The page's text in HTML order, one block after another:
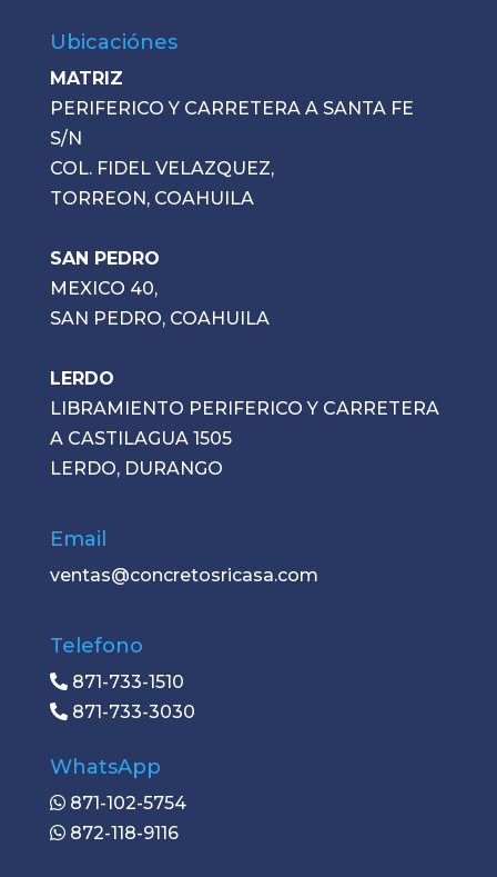
Ubicaciónes
MATRIZ
PERIFERICO Y CARRETERA A SANTA FE
S/N
COL. FIDEL VELAZQUEZ,
TORREON, COAHUILA
SAN PEDRO
MEXICO 40,
SAN PEDRO, COAHUILA
LERDO
LIBRAMIENTO PERIFERICO Y CARRETERA
A CASTILAGUA 1505
LERDO, DURANGO
Email
ventas@concretosricasa.com
Telefono
871-733-1510
871-733-3030
WhatsApp
871-102-5754
872-118-9116